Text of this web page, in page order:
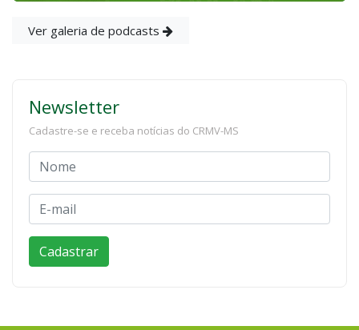
Ver galeria de podcasts
Newsletter
Cadastre-se e receba notícias do CRMV-MS